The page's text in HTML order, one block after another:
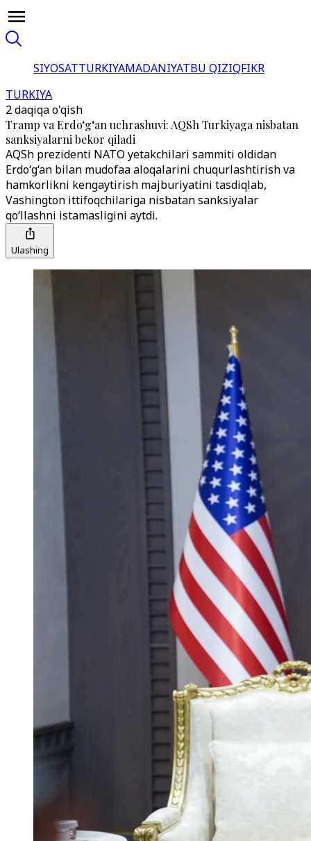
SIYOSATTURKIYAMADANIYATBU QIZIQFIKR
TURKIYA
2 daqiqa o'qish
Tramp va Erdo‘g‘an uchrashuvi: AQSh Turkiyaga nisbatan
sanksiyalarni bekor qiladi
AQSh prezidenti NATO yetakchilari sammiti oldidan
Erdo‘g‘an bilan mudofaa aloqalarini chuqurlashtirish va
hamkorlikni kengaytirish majburiyatini tasdiqlab,
Vashington ittifoqchilariga nisbatan sanksiyalar
qo‘llashni istamasligini aytdi.
Ulashing